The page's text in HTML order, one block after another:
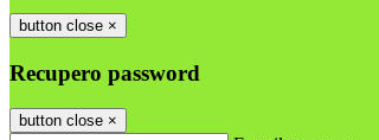
button close ×
Recupero password
button close ×